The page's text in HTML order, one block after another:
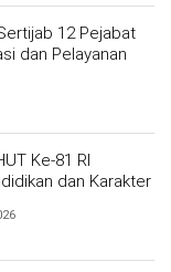
12 Pejabat
dan Pelayanan
Ke-81 RI
dan Karakter